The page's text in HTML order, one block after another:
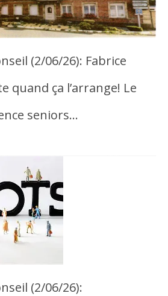
(2/06/26): Fabrice
quand ça l’arrange! Le
seniors…
(2/06/26):